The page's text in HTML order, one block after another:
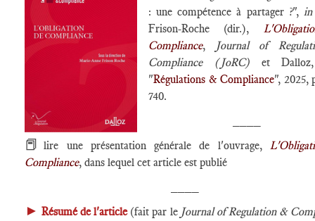
: une compétence à partager ?",
Frison-Roche (dir.),
Compliance,
Journal of
Compliance (JoRC)et
"Régulations & Compliance", 2025,
740.
📕lire une présentation générale de l'ouvrage,
Compliance, dans lequel cet article est publié
► Résumé de l'article(fait par le Journal of Regulation &